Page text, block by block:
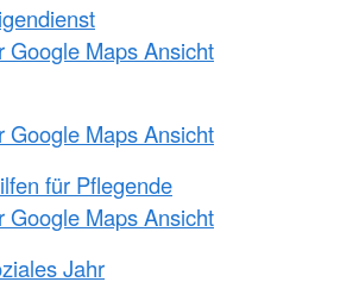
Google Maps Ansicht
Google Maps Ansicht
für Pflegende
Google Maps Ansicht
Jahr